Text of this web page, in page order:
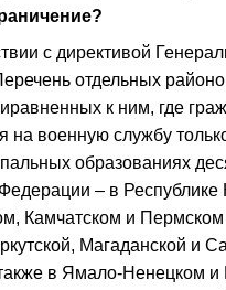
с директивой
отдельных
к ним, где
на военную службу
образованиях
– в Республике
Камчатском и Пермском
Магаданской и
в Ямало-Ненецком и